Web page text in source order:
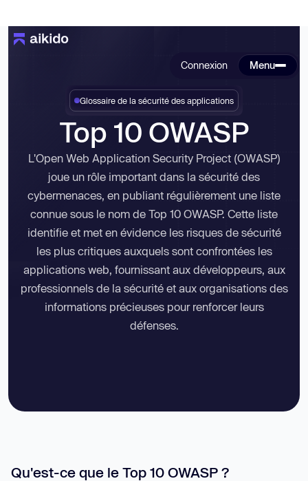
Glossaire de la sécurité des applications
Top 10 OWASP
L'Open Web Application Security Project (OWASP)
joue un rôle important dans la sécurité des
cybermenaces, en publiant régulièrement une liste
connue sous le nom de Top 10 OWASP. Cette liste
identifie et met en évidence les risques de sécurité
les plus critiques auxquels sont confrontées les
applications web, fournissant aux développeurs, aux
professionnels de la sécurité et aux organisations des
informations précieuses pour renforcer leurs
défenses.
Qu'est-ce que le Top 10 OWASP ?